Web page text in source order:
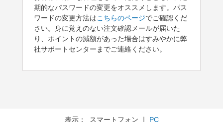
期的なパスワードの変更をオススメします。パス
ワードの変更方法はこちらのページでご確認くだ
さい。身に覚えのない注文確認メールが届いた
り、ポイントの減額があった場合はすみやかに弊
社サポートセンターまでご連絡ください。
表示： スマートフォン ｜ PC